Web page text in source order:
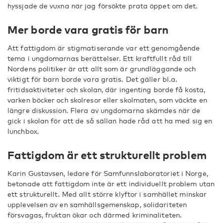
hyssjade de vuxna när jag försökte prata öppet om det.
Mer borde vara gratis för barn
Att fattigdom är stigmatiserande var ett genomgående
tema i ungdomarnas berättelser. Ett kraftfullt råd till
Nordens politiker är att allt som är grundläggande och
viktigt för barn borde vara gratis. Det gäller bl.a.
fritidsaktiviteter och skolan, där ingenting borde få kosta,
varken böcker och skolresor eller skolmaten, som väckte en
längre diskussion. Flera av ungdomarna skämdes när de
gick i skolan för att de så sällan hade råd att ha med sig en
lunchbox.
Fattigdom är ett strukturellt problem
Karin Gustavsen, ledare för Samfunnslaboratoriet i Norge,
betonade att fattigdom inte är ett individuellt problem utan
ett strukturellt. Med allt större klyftor i samhället minskar
upplevelsen av en samhällsgemenskap, solidariteten
försvagas, fruktan ökar och därmed kriminaliteten.